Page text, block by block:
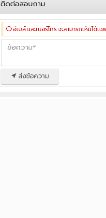
ติดต่อสอบถาม
อีเมล์ และเบอร์โทร จะสามารถเห็นได้เ
ส่งข้อความ